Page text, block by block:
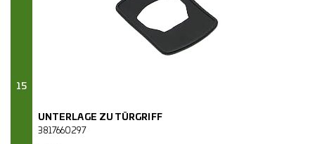
15
UNTERLAGE ZU TÜRGRIFF
3817660297